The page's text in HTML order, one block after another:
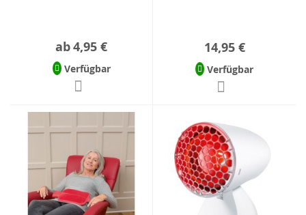
ab4,95 €
Verfügbar
14,95 €
Verfügbar